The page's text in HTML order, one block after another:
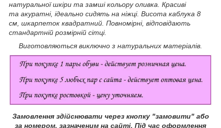
натуральної шкіри та замші кольору оливка. Красиві
та акуратні, ідеально сидять на ніжці. Висота каблука 8
см, шкарпеток квадратний. Повномірні, відповідають
стандартній розмірній сітці.
Виготовляються виключно з натуральних матеріалів.
Замовлення здійснювати через кнопку "замовити" або
за номером, зазначеним на сайті. Під час оформлення